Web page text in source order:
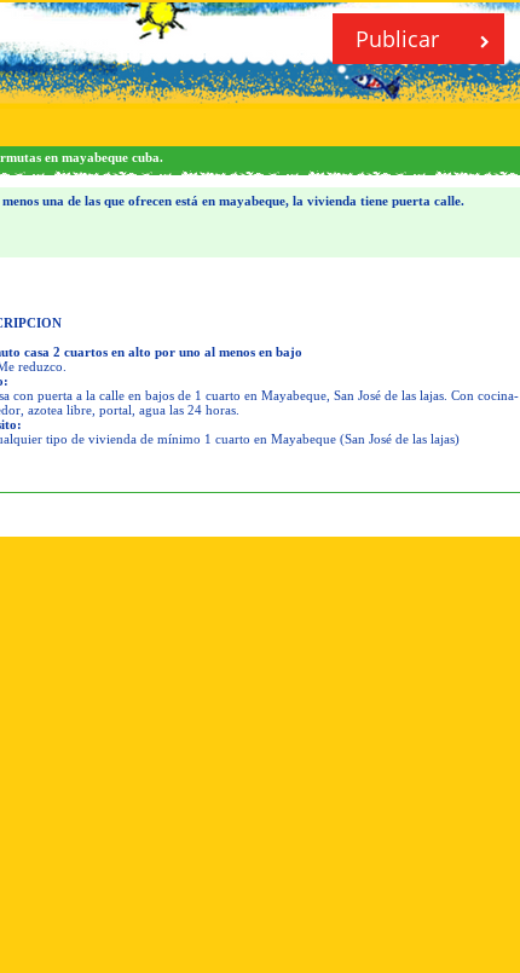
Publicar
en mayabeque cuba.
una de las que ofrecen está en mayabeque, la vivienda tiene puerta calle.
casa 2 cuartos en alto por uno al menos en bajo
reduzco.
con puerta a la calle en bajos de 1 cuarto en Mayabeque, San José de las lajas. Con cocina-
azotea libre, portal, agua las 24 horas.
tipo de vivienda de mínimo 1 cuarto en Mayabeque (San José de las lajas)